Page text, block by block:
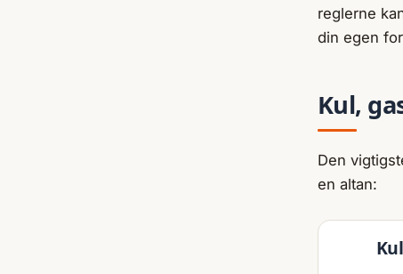
reglerne
din egen
Kul,
Den
en altan: